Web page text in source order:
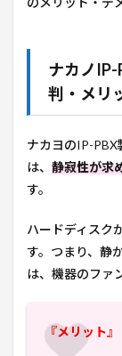
ナカノIP-
判・メリ
ナカヨのIP-PBX
は、 静寂性が求
す。
ハードディスク
す。つまり、静
は、機器のファ
『メリット』